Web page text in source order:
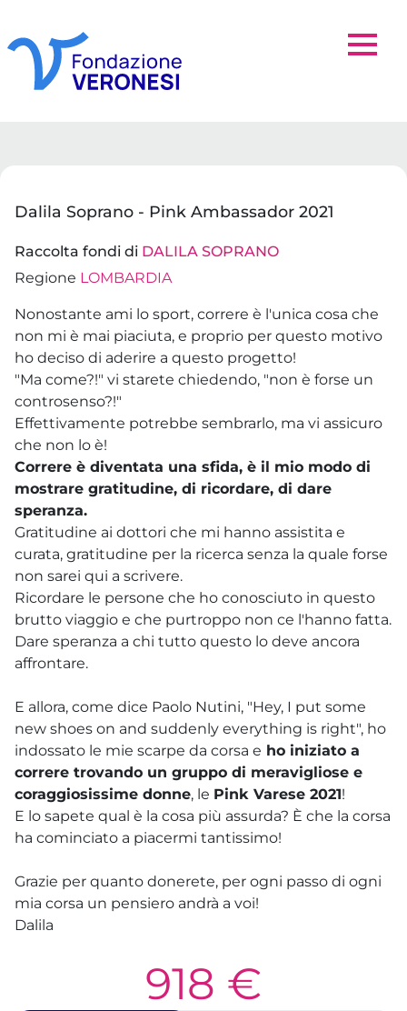
Dalila Soprano - Pink Ambassador 2021
Raccolta fondi di DALILA SOPRANO
Regione LOMBARDIA
Nonostante ami lo sport, correre è l'unica cosa che
non mi è mai piaciuta, e proprio per questo motivo
ho deciso di aderire a questo progetto!
"Ma come?!" vi starete chiedendo, "non è forse un
controsenso?!"
Effettivamente potrebbe sembrarlo, ma vi assicuro
che non lo è!
Correre è diventata una sfida, è il mio modo di
mostrare gratitudine, di ricordare, di dare
speranza.
Gratitudine ai dottori che mi hanno assistita e
curata, gratitudine per la ricerca senza la quale forse
non sarei qui a scrivere.
Ricordare le persone che ho conosciuto in questo
brutto viaggio e che purtroppo non ce l'hanno fatta.
Dare speranza a chi tutto questo lo deve ancora
affrontare.
E allora, come dice Paolo Nutini, "Hey, I put some
new shoes on and suddenly everything is right", ho
indossato le mie scarpe da corsa e ho iniziato a
correre trovando un gruppo di meravigliose e
coraggiosissime donne, le Pink Varese 2021!
E lo sapete qual è la cosa più assurda? È che la corsa
ha cominciato a piacermi tantissimo!
Grazie per quanto donerete, per ogni passo di ogni
mia corsa un pensiero andrà a voi!
Dalila
918 €